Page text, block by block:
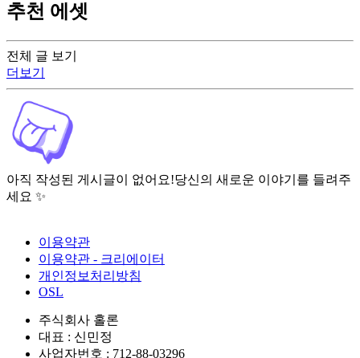
전체 글 보기
더보기
아직 작성된 게시글이 없어요!당신의 새로운 이야기를 들려주
세요 ✨
추천 에셋
이용약관
이용약관 - 크리에이터
개인정보처리방침
OSL
주식회사 홀론
대표 : 신민정
사업자번호 : 712-88-03296